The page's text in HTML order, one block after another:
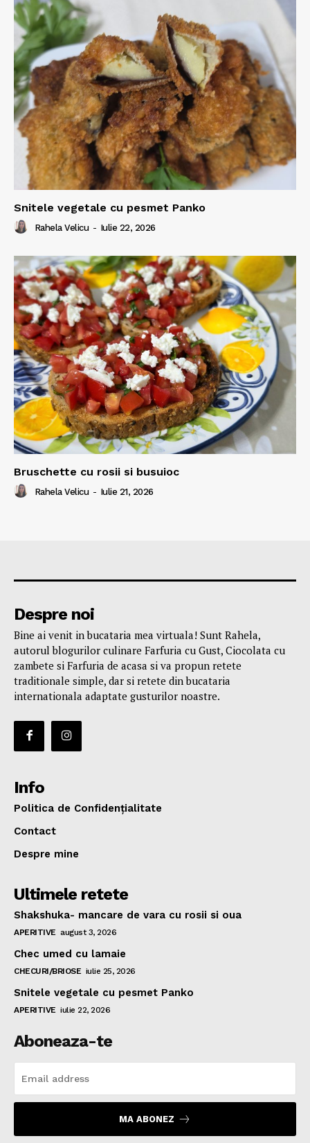
Snitele vegetale cu pesmet Panko
Rahela Velicu - Iulie 22, 2026
Bruschette cu rosii si busuioc
Rahela Velicu - Iulie 21, 2026
Despre noi
Bine ai venit in bucataria mea virtuala! Sunt Rahela,
autorul blogurilor culinare Farfuria cu Gust, Ciocolata cu
zambete si Farfuria de acasa si va propun retete
traditionale simple, dar si retete din bucataria
internationala adaptate gusturilor noastre.
Info
Politica de Confidențialitate
Contact
Despre mine
Ultimele retete
Shakshuka- mancare de vara cu rosii si oua
APERITIVE august 3, 2026
Chec umed cu lamaie
CHECURI/BRIOSE iulie 25, 2026
Snitele vegetale cu pesmet Panko
APERITIVE iulie 22, 2026
Aboneaza-te
MA ABONEZ